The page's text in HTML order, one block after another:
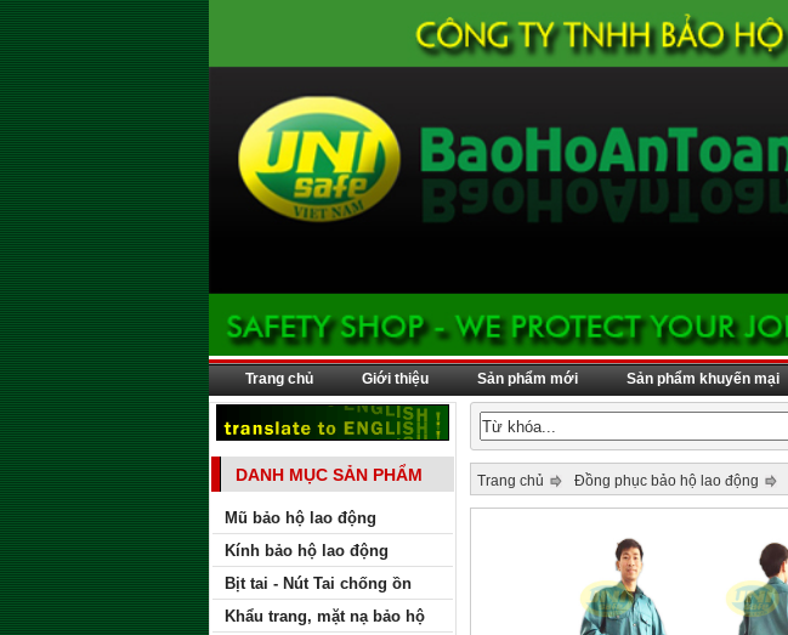
Trang chủ Giới thiệu Sản phẩm mới Sản phẩm khuyến mại
DANH MỤC SẢN PHẨM
Mũ bảo hộ lao động
Kính bảo hộ lao động
Bịt tai - Nút Tai chống ồn
Khẩu trang, mặt nạ bảo hộ
Trang chủ Đồng phục bảo hộ lao động